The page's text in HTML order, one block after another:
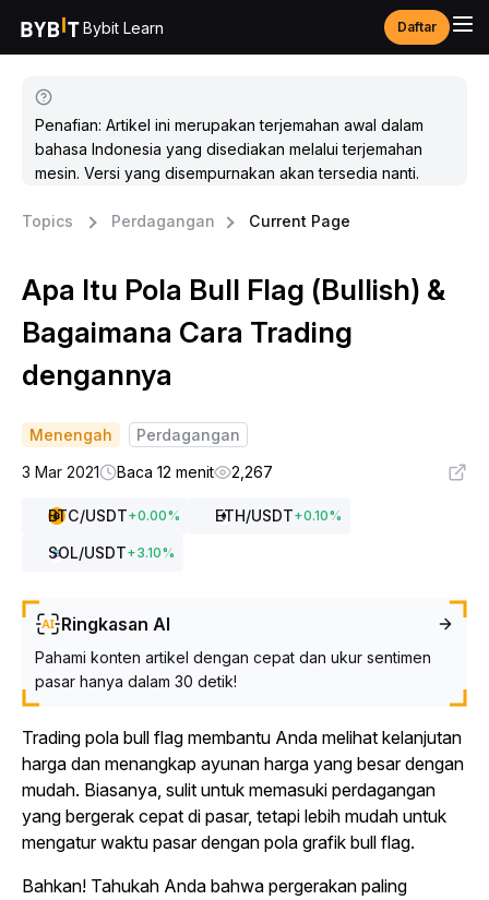
Bybit Learn Daftar
Penafian: Artikel ini merupakan terjemahan awal dalam
bahasa Indonesia yang disediakan melalui terjemahan
mesin. Versi yang disempurnakan akan tersedia nanti.
Topics Perdagangan Current Page
Apa Itu Pola Bull Flag (Bullish) &
Bagaimana Cara Trading
dengannya
Menengah
Perdagangan
3 Mar 2021
Baca 12 menit 2,267
BTC/USDT+0.00% ETH/USDT+0.10%
SOL/USDT+3.10%
Ringkasan AI
Pahami konten artikel dengan cepat dan ukur sentimen
pasar hanya dalam 30 detik!
Trading pola bull flag membantu Anda melihat kelanjutan
harga dan menangkap ayunan harga yang besar dengan
mudah. Biasanya, sulit untuk memasuki perdagangan
yang bergerak cepat di pasar, tetapi lebih mudah untuk
mengatur waktu pasar dengan pola grafik bull flag.
Bahkan! Tahukah Anda bahwa pergerakan paling